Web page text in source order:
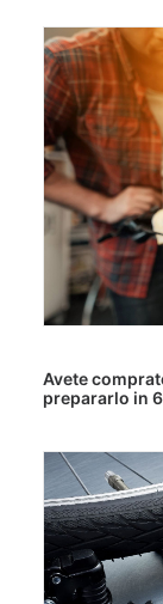
Avete
prepararlo in